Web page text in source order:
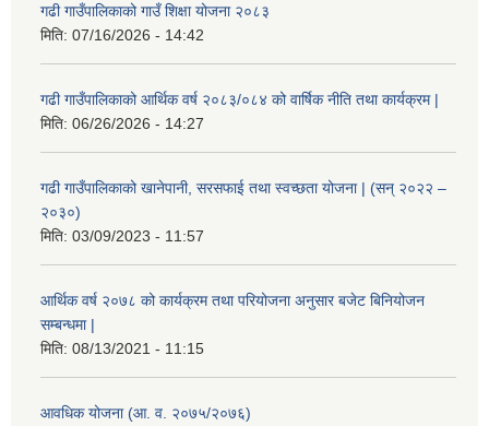
गढी गाउँपालिकाको गाउँ शिक्षा योजना २०८३
मिति: 07/16/2026 - 14:42
गढी गाउँपालिकाको आर्थिक वर्ष २०८३/०८४ को वार्षिक नीति तथा कार्यक्रम |
मिति: 06/26/2026 - 14:27
गढी गाउँपालिकाको खानेपानी, सरसफाई तथा स्वच्छता योजना | (सन् २०२२ –
२०३०)
मिति: 03/09/2023 - 11:57
आर्थिक वर्ष २०७८ को कार्यक्रम तथा परियोजना अनुसार बजेट बिनियोजन
सम्बन्धमा |
मिति: 08/13/2021 - 11:15
आवधिक योजना (आ. व. २०७५/२०७६)